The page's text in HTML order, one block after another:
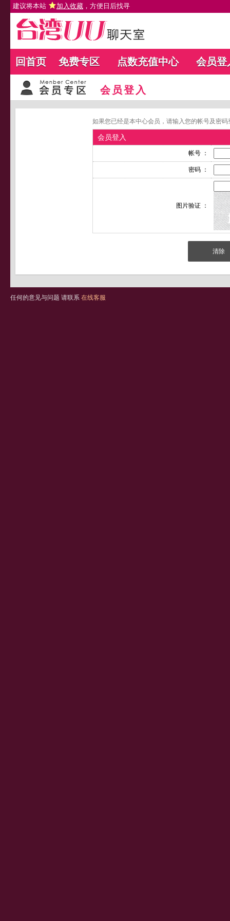
建议将本站 加入收藏 ，方便日后找寻
回首页 免费专区 点数充值中心 会员登
会员登入
如果您已经是本中心会员，请输入您的帐号及密
会员登入
帐号 ：
密码 ：
图片验证 ：
任何的意见与问题 请联系 在线客服